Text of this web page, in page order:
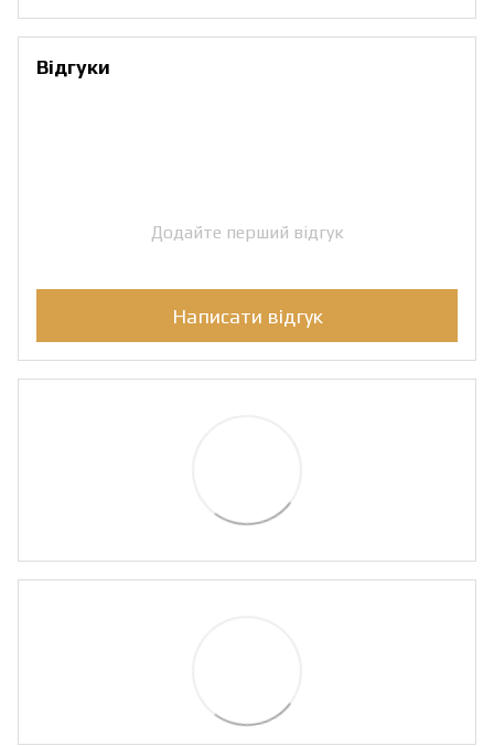
Відгуки
Додайте перший відгук
Написати відгук